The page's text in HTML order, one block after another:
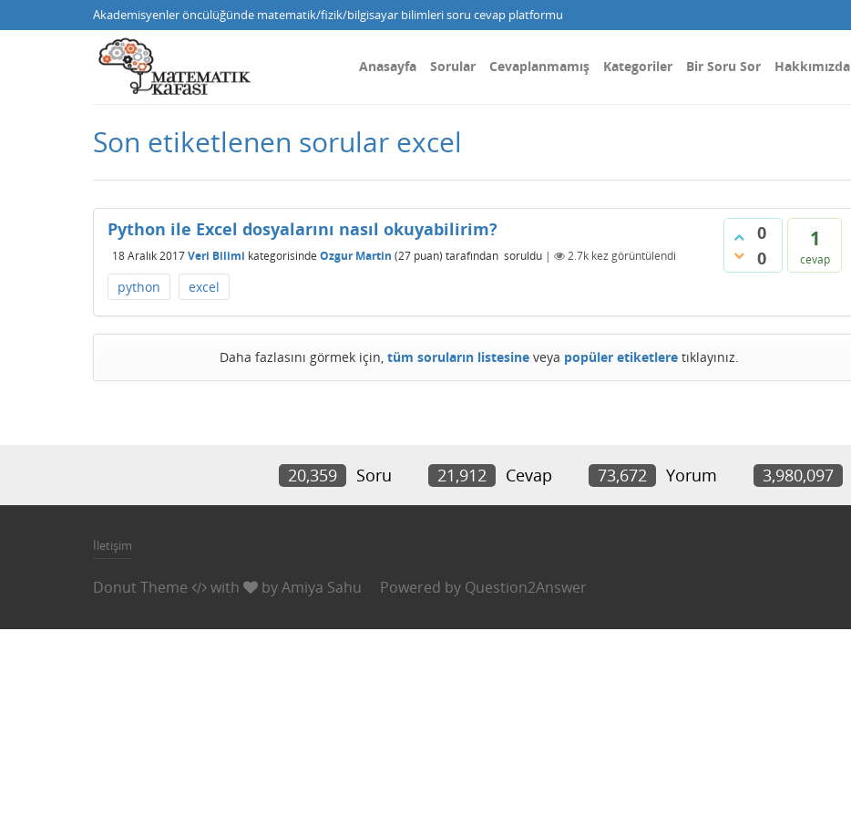
Akademisyenler öncülüğünde matematik/fizik/bilgisayar bilimleri soru cevap platformu
Anasayfa Sorular Cevaplanmamış Kategoriler Bir Soru Sor Hakkımızda
Son etiketlenen sorular excel
0
0
1
cevap
Python ile Excel dosyalarını nasıl okuyabilirim?
18 Aralık 2017Veri Bilimi kategorisinde Ozgur Martin (27 puan) tarafından soruldu | 2.7k kez görüntülendi
python excel
Daha fazlasını görmek için, tüm soruların listesineveya popüler etiketleretıklayınız.
20,359 Soru 21,912 Cevap 73,672 Yorum 3,980,097
İletişim
Donut Theme with byAmiya Sahu Powered by Question2Answer